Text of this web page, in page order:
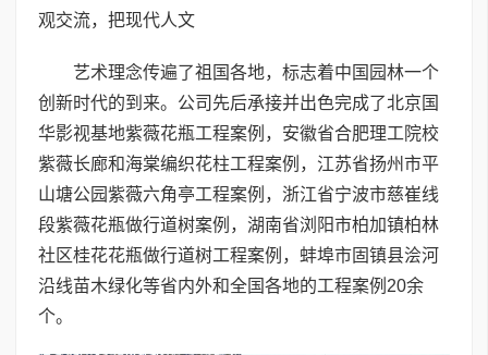
观交流，把现代人文
艺术理念传遍了祖国各地，标志着中国园林一个
创新时代的到来。公司先后承接并出色完成了北京国
华影视基地紫薇花瓶工程案例，安徽省合肥理工院校
紫薇长廊和海棠编织花柱工程案例，江苏省扬州市平
山塘公园紫薇六角亭工程案例，浙江省宁波市慈崔线
段紫薇花瓶做行道树案例，湖南省浏阳市柏加镇柏林
社区桂花花瓶做行道树工程案例，蚌埠市固镇县浍河
沿线苗木绿化等省内外和全国各地的工程案例20余
个。